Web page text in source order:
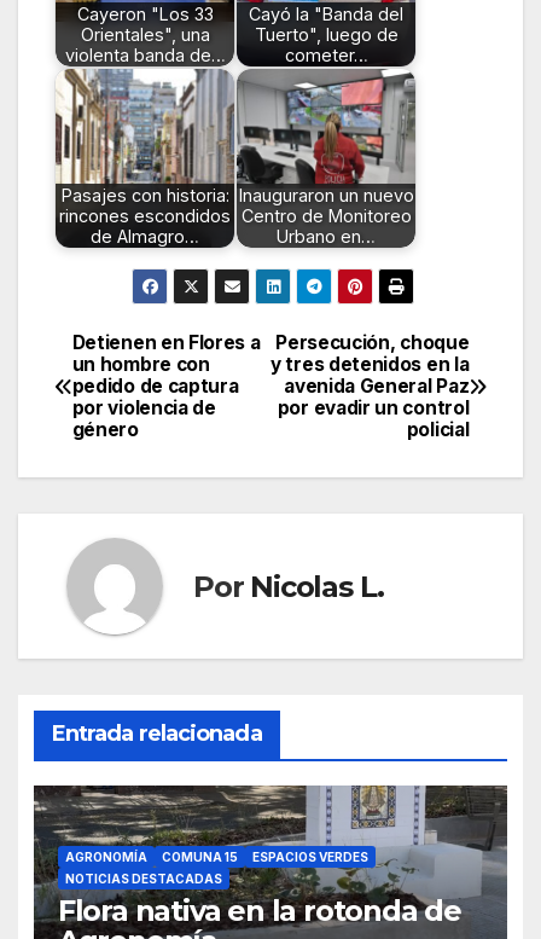
Cayeron "Los 33
Orientales", una
violenta banda de…
Cayó la "Banda del
Tuerto", luego de
cometer…
Pasajes con historia:
rincones escondidos
de Almagro…
Inauguraron un nuevo
Centro de Monitoreo
Urbano en…
Navegación
de
entradas
Persecución, choque
y tres detenidos en la
avenida General Paz
por evadir un control
policial
Detienen en Flores a
un hombre con
pedido de captura
por violencia de
género
Por Nicolas L.
Entrada relacionada
AGRONOMÍA COMUNA 15
ESPACIOS VERDES
NOTICIAS DESTACADAS
Flora nativa en la rotonda de